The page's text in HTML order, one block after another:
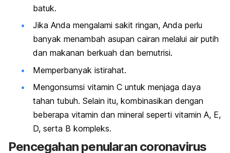
batuk.
Jika Anda mengalami sakit ringan, Anda perlu
banyak menambah asupan cairan melalui air putih
dan makanan berkuah dan bernutrisi.
Memperbanyak istirahat.
Mengonsumsi vitamin C untuk menjaga daya
tahan tubuh. Selain itu, kombinasikan dengan
beberapa vitamin dan mineral seperti vitamin A, E,
D, serta B kompleks.
Pencegahan penularan coronavirus